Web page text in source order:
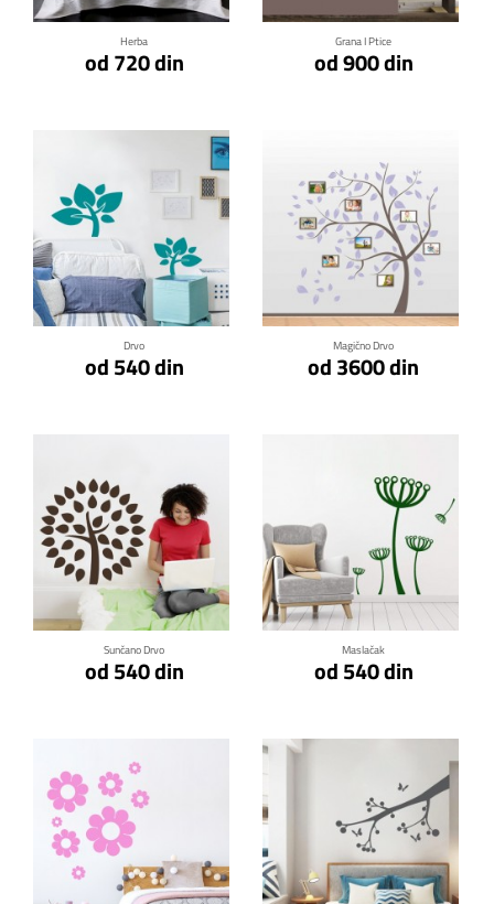
Herba
od 720 din
Grana I Ptice
od 900 din
Drvo
od 540 din
Klikni za detalje
Magično Drvo
od 3600 din
Klikni za detalje
Sunčano Drvo
od 540 din
Klikni za detalje
Maslačak
od 540 din
Klikni za detalje
Klikni za detalje Klikni za detalje